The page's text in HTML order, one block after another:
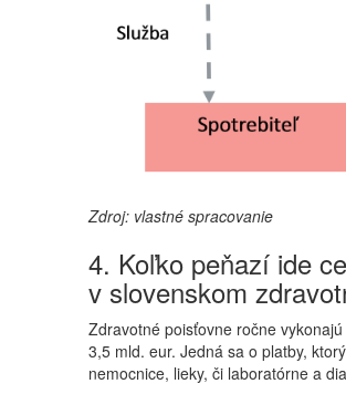
Zdroj: vlastné spracovanie
4. Koľko peňazí ide
v slovenskom
Zdravotné poisťovne ročne
3,5 mld. eur. Jedná sa o platby,
nemocnice, lieky, či laboratórne a